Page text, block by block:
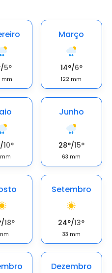
/5°
mm
Março
14°/6°
122 mm
/10°
mm
Junho
28°/15°
63 mm
/18°
Setembro
24°/13°
33 mm
Dezembro